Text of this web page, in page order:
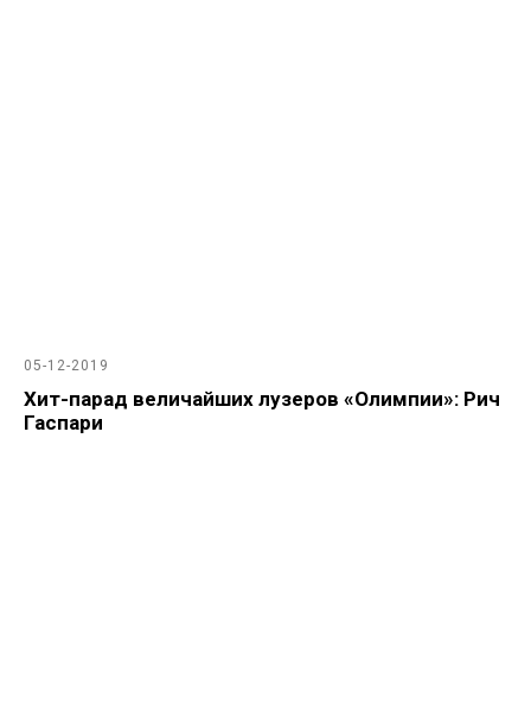
05-12-2019
Хит-парад величайших лузеров «Олимпии»: Рич
Гаспари